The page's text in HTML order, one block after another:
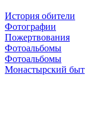
История обители
Фотографии
Пожертвования
Фотоальбомы
Фотоальбомы
Монастырский быт